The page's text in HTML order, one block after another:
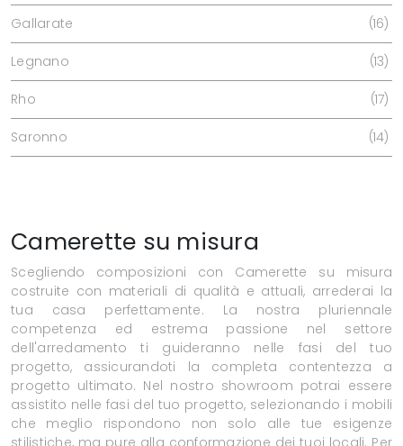
Gallarate 16
Legnano 13
Rho 17
Saronno 14
Camerette su misura
Scegliendo composizioni con Camerette su misura
costruite con materiali di qualità e attuali, arrederai la
tua casa perfettamente. La nostra pluriennale
competenza ed estrema passione nel settore
dell'arredamento ti guideranno nelle fasi del tuo
progetto, assicurandoti la completa contentezza a
progetto ultimato. Nel nostro showroom potrai essere
assistito nelle fasi del tuo progetto, selezionando i mobili
che meglio rispondono non solo alle tue esigenze
stilistiche, ma pure alla conformazione dei tuoi locali. Per